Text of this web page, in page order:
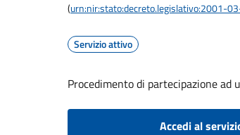
(urn:nir:stato:decreto.legislativo:2001-
Servizio attivo
Procedimento di partecipazione ad
Accedi al